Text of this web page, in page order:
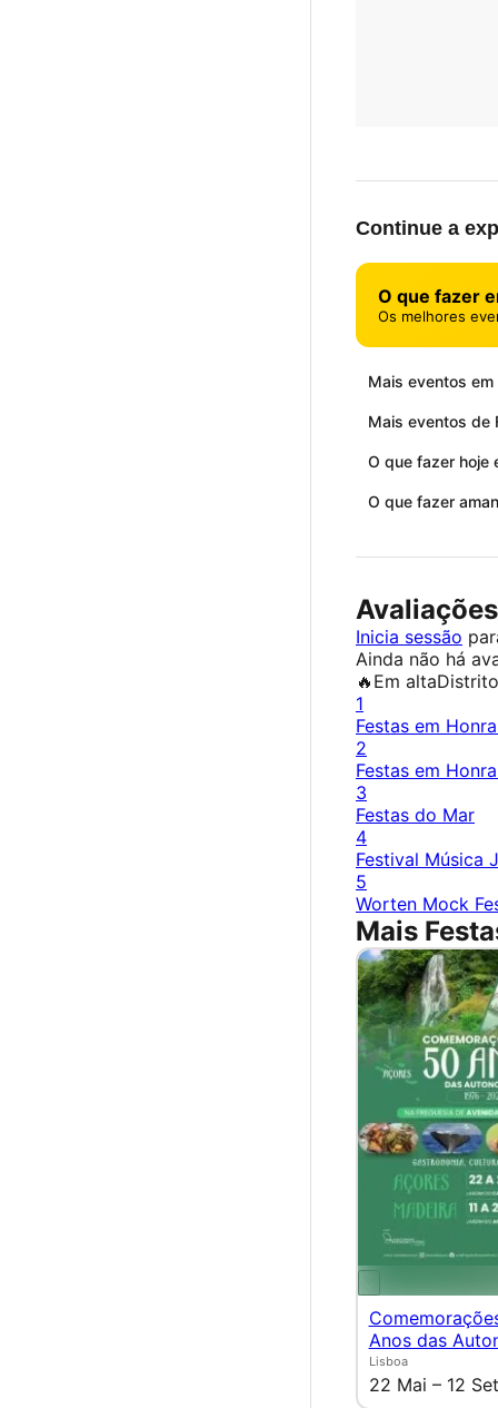
Continue a
O que fazer
Os melhores
Mais eventos em
Mais eventos de
O que fazer hoje
O que fazer
Avaliações
Inicia sessão
Ainda não há
🔥 Em alta
1
Festas em
2
Festas em
3
Festas do Mar
4
Festival Música
5
Worten Mock
Mais
Anos das
Lisboa
22 Mai – 12 Set